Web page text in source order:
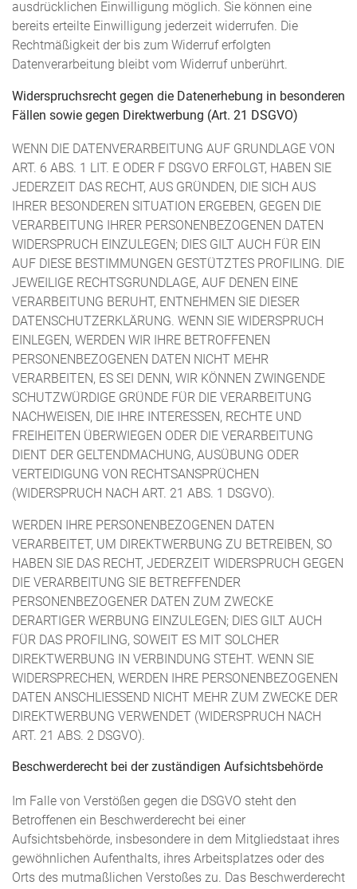
ausdrücklichen Einwilligung möglich. Sie können eine
bereits erteilte Einwilligung jederzeit widerrufen. Die
Rechtmäßigkeit der bis zum Widerruf erfolgten
Datenverarbeitung bleibt vom Widerruf unberührt.
Widerspruchsrecht gegen die Datenerhebung in besonderen
Fällen sowie gegen Direktwerbung (Art. 21 DSGVO)
WENN DIE DATENVERARBEITUNG AUF GRUNDLAGE VON
ART. 6 ABS. 1 LIT. E ODER F DSGVO ERFOLGT, HABEN SIE
JEDERZEIT DAS RECHT, AUS GRÜNDEN, DIE SICH AUS
IHRER BESONDEREN SITUATION ERGEBEN, GEGEN DIE
VERARBEITUNG IHRER PERSONENBEZOGENEN DATEN
WIDERSPRUCH EINZULEGEN; DIES GILT AUCH FÜR EIN
AUF DIESE BESTIMMUNGEN GESTÜTZTES PROFILING. DIE
JEWEILIGE RECHTSGRUNDLAGE, AUF DENEN EINE
VERARBEITUNG BERUHT, ENTNEHMEN SIE DIESER
DATENSCHUTZERKLÄRUNG. WENN SIE WIDERSPRUCH
EINLEGEN, WERDEN WIR IHRE BETROFFENEN
PERSONENBEZOGENEN DATEN NICHT MEHR
VERARBEITEN, ES SEI DENN, WIR KÖNNEN ZWINGENDE
SCHUTZWÜRDIGE GRÜNDE FÜR DIE VERARBEITUNG
NACHWEISEN, DIE IHRE INTERESSEN, RECHTE UND
FREIHEITEN ÜBERWIEGEN ODER DIE VERARBEITUNG
DIENT DER GELTENDMACHUNG, AUSÜBUNG ODER
VERTEIDIGUNG VON RECHTSANSPRÜCHEN
(WIDERSPRUCH NACH ART. 21 ABS. 1 DSGVO).
WERDEN IHRE PERSONENBEZOGENEN DATEN
VERARBEITET, UM DIREKTWERBUNG ZU BETREIBEN, SO
HABEN SIE DAS RECHT, JEDERZEIT WIDERSPRUCH GEGEN
DIE VERARBEITUNG SIE BETREFFENDER
PERSONENBEZOGENER DATEN ZUM ZWECKE
DERARTIGER WERBUNG EINZULEGEN; DIES GILT AUCH
FÜR DAS PROFILING, SOWEIT ES MIT SOLCHER
DIREKTWERBUNG IN VERBINDUNG STEHT. WENN SIE
WIDERSPRECHEN, WERDEN IHRE PERSONENBEZOGENEN
DATEN ANSCHLIESSEND NICHT MEHR ZUM ZWECKE DER
DIREKTWERBUNG VERWENDET (WIDERSPRUCH NACH
ART. 21 ABS. 2 DSGVO).
Beschwerde­recht bei der zuständigen Aufsichts­behörde
Im Falle von Verstößen gegen die DSGVO steht den
Betroffenen ein Beschwerderecht bei einer
Aufsichtsbehörde, insbesondere in dem Mitgliedstaat ihres
gewöhnlichen Aufenthalts, ihres Arbeitsplatzes oder des
Orts des mutmaßlichen Verstoßes zu. Das Beschwerderecht